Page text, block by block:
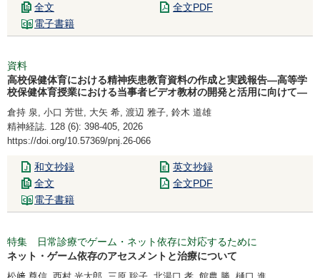
全文
全文PDF
電子書籍
資料
高校保健体育における精神疾患教育資料の作成と実践報告―高等学
校保健体育授業における当事者ビデオ教材の開発と活用に向けて―
倉持 泉, 小口 芳世, 大矢 希, 渡辺 雅子, 鈴木 道雄
精神経誌. 128 (6): 398-405, 2026
https://doi.org/10.57369/pnj.26-066
和文抄録
英文抄録
全文
全文PDF
電子書籍
特集 日常診療でゲーム・ネット依存に対応するために
ネット・ゲーム依存のアセスメントと治療について